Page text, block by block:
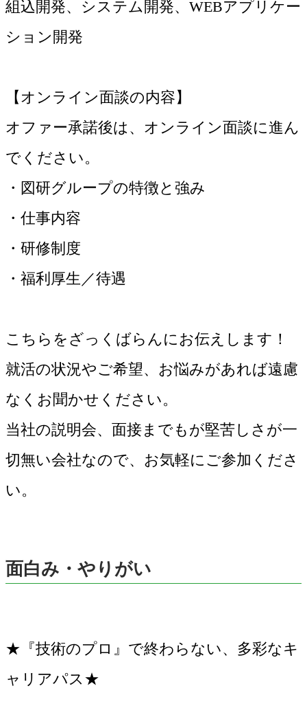
組込開発、システム開発、WEBアプリケー
ション開発
【オンライン面談の内容】
オファー承諾後は、オンライン面談に進ん
でください。
・図研グループの特徴と強み
・仕事内容
・研修制度
・福利厚生／待遇
こちらをざっくばらんにお伝えします！
就活の状況やご希望、お悩みがあれば遠慮
なくお聞かせください。
当社の説明会、面接までもが堅苦しさが一
切無い会社なので、お気軽にご参加くださ
い。
面白み・やりがい
★『技術のプロ』で終わらない、多彩なキ
ャリアパス★